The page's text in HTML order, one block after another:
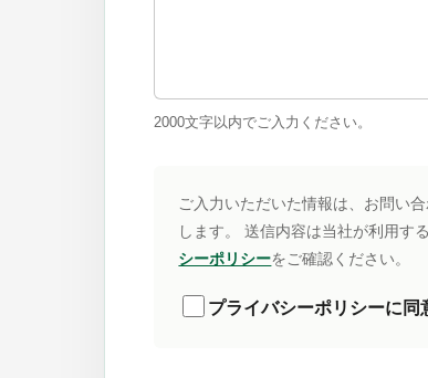
2000文字以内でご入力ください。
ご入力いただいた情報は、お問い
します。 送信内容は当社が利用す
シーポリシーをご確認ください。
プライバシーポリシーに同